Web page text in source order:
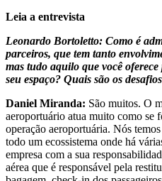
Leia a entrevista
Leonardo Bortoletto: Como é
parceiros, que tem tanto
mas tudo aquilo que você
seu espaço? Quais são os
Daniel Miranda: São muitos. O
aeroportuário atua muito como se
operação aeroportuária. Nós
todo um ecossistema onde há
empresa com a sua
aérea que é responsável pela